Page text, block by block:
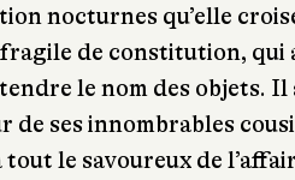
nocturnes qu’elle
de constitution, qui
le nom des objets.
de ses innombrables
tout le savoureux de